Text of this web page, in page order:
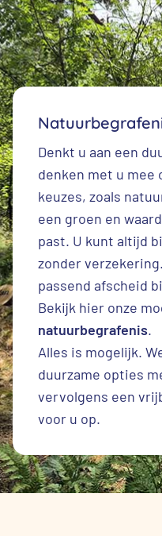
Denkt u aan een
denken met u
keuzes, zoals
een groen en
past. U kunt altijd
zonder
passend afscheid
Bekijk hier onze
natuurbegrafenis.
Alles is mogelijk.
duurzame opties
vervolgens een
voor u op.